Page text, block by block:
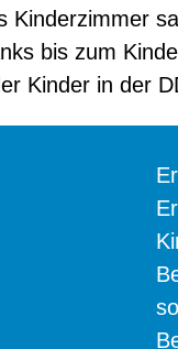
Kinderzimmer
bis zum
Kinder in der